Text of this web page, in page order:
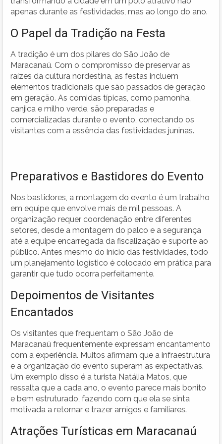
apenas durante as festividades, mas ao longo do ano.
O Papel da Tradição na Festa
A tradição é um dos pilares do São João de
Maracanaú. Com o compromisso de preservar as
raízes da cultura nordestina, as festas incluem
elementos tradicionais que são passados de geração
em geração. As comidas típicas, como pamonha,
canjica e milho verde, são preparadas e
comercializadas durante o evento, conectando os
visitantes com a essência das festividades juninas.
Preparativos e Bastidores do Evento
Nos bastidores, a montagem do evento é um trabalho
em equipe que envolve mais de mil pessoas. A
organização requer coordenação entre diferentes
setores, desde a montagem do palco e a segurança
até a equipe encarregada da fiscalização e suporte ao
público. Antes mesmo do início das festividades, todo
um planejamento logístico é colocado em prática para
garantir que tudo ocorra perfeitamente.
Depoimentos de Visitantes
Encantados
Os visitantes que frequentam o São João de
Maracanaú frequentemente expressam encantamento
com a experiência. Muitos afirmam que a infraestrutura
e a organização do evento superam as expectativas.
Um exemplo disso é a turista Natália Matos, que
ressalta que a cada ano, o evento parece mais bonito
e bem estruturado, fazendo com que ela se sinta
motivada a retornar e trazer amigos e familiares.
Atrações Turísticas em Maracanaú